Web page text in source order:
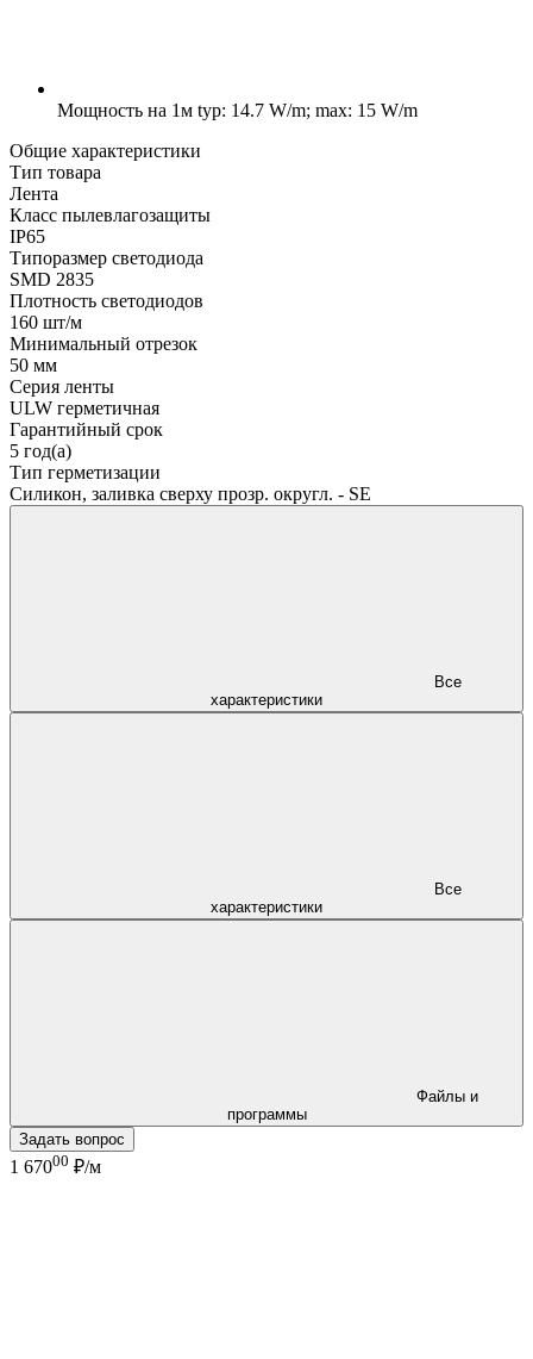
Мощность на 1м typ: 14.7 W/m; max: 15 W/m
Общие характеристики
Тип товара
Лента
Класс пылевлагозащиты
IP65
Типоразмер светодиода
SMD 2835
Плотность светодиодов
160 шт/м
Минимальный отрезок
50 мм
Серия ленты
ULW герметичная
Гарантийный срок
5 год(а)
Тип герметизации
Силикон, заливка сверху прозр. округл. - SE
характеристики
характеристики
программы
Задать вопрос
1 67000 ₽/м